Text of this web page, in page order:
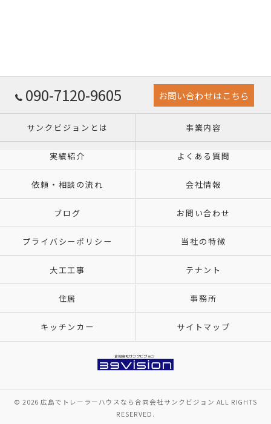
090-7120-9605 お問い合わせはこちら
サンクビジョンとは 事業内容
実績紹介 よくある質問
依頼・相談の流れ 会社情報
ブログ お問い合わせ
プライバシーポリシー 当社の特徴
大工工事 テナント
住居 事務所
キッチンカー サイトマップ
© 2026 広島でトレーラーハウスなら合同会社サンクビジョン ALL RIGHTS
RESERVED.